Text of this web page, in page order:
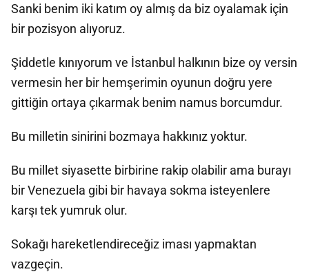
Sanki benim iki katım oy almış da biz oyalamak için
bir pozisyon alıyoruz.
Şiddetle kınıyorum ve İstanbul halkının bize oy versin
vermesin her bir hemşerimin oyunun doğru yere
gittiğin ortaya çıkarmak benim namus borcumdur.
Bu milletin sinirini bozmaya hakkınız yoktur.
Bu millet siyasette birbirine rakip olabilir ama burayı
bir Venezuela gibi bir havaya sokma isteyenlere
karşı tek yumruk olur.
Sokağı hareketlendireceğiz iması yapmaktan
vazgeçin.